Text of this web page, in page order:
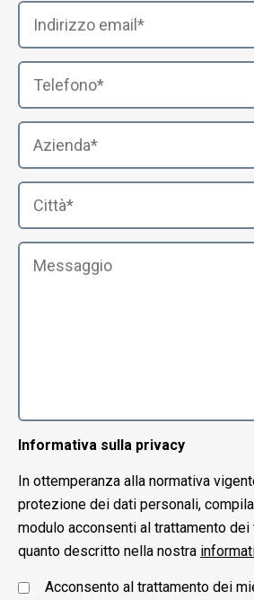
Informativa sulla privacy
In ottemperanza alla normativa
protezione dei dati personali,
modulo acconsenti al trattamento
quanto descritto nella nostra
Acconsento al trattamento dei